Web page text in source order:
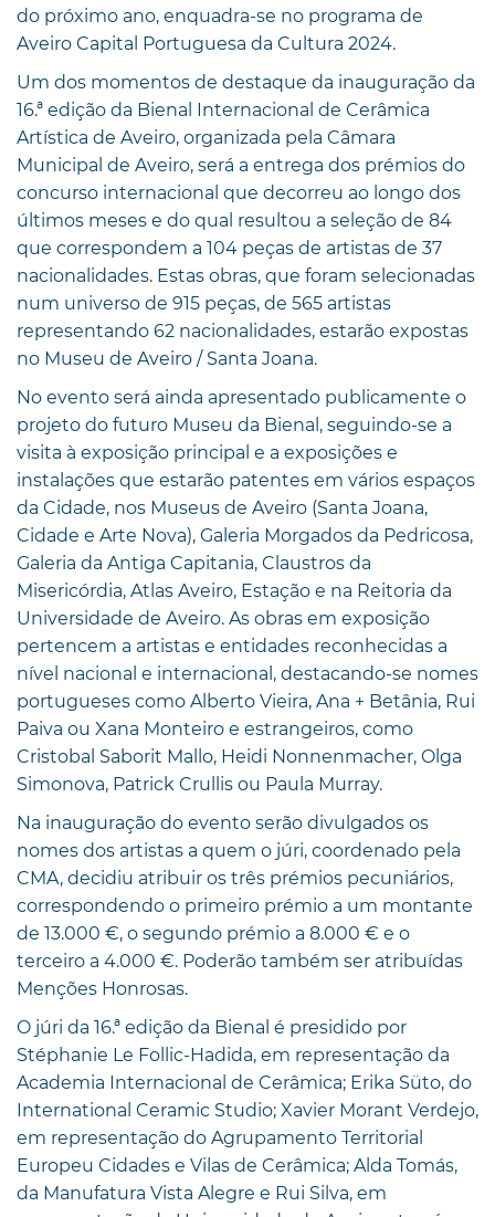
do próximo ano, enquadra-se no programa de
Aveiro Capital Portuguesa da Cultura 2024.
Um dos momentos de destaque da inauguração da
16.ª edição da Bienal Internacional de Cerâmica
Artística de Aveiro, organizada pela Câmara
Municipal de Aveiro, será a entrega dos prémios do
concurso internacional que decorreu ao longo dos
últimos meses e do qual resultou a seleção de 84
que correspondem a 104 peças de artistas de 37
nacionalidades. Estas obras, que foram selecionadas
num universo de 915 peças, de 565 artistas
representando 62 nacionalidades, estarão expostas
no Museu de Aveiro / Santa Joana.
No evento será ainda apresentado publicamente o
projeto do futuro Museu da Bienal, seguindo-se a
visita à exposição principal e a exposições e
instalações que estarão patentes em vários espaços
da Cidade, nos Museus de Aveiro (Santa Joana,
Cidade e Arte Nova), Galeria Morgados da Pedricosa,
Galeria da Antiga Capitania, Claustros da
Misericórdia, Atlas Aveiro, Estação e na Reitoria da
Universidade de Aveiro. As obras em exposição
pertencem a artistas e entidades reconhecidas a
nível nacional e internacional, destacando-se nomes
portugueses como Alberto Vieira, Ana + Betânia, Rui
Paiva ou Xana Monteiro e estrangeiros, como
Cristobal Saborit Mallo, Heidi Nonnenmacher, Olga
Simonova, Patrick Crullis ou Paula Murray.
Na inauguração do evento serão divulgados os
nomes dos artistas a quem o júri, coordenado pela
CMA, decidiu atribuir os três prémios pecuniários,
correspondendo o primeiro prémio a um montante
de 13.000 €, o segundo prémio a 8.000 € e o
terceiro a 4.000 €. Poderão também ser atribuídas
Menções Honrosas.
O júri da 16.ª edição da Bienal é presidido por
Stéphanie Le Follic-Hadida, em representação da
Academia Internacional de Cerâmica; Erika Süto, do
International Ceramic Studio; Xavier Morant Verdejo,
em representação do Agrupamento Territorial
Europeu Cidades e Vilas de Cerâmica; Alda Tomás,
da Manufatura Vista Alegre e Rui Silva, em